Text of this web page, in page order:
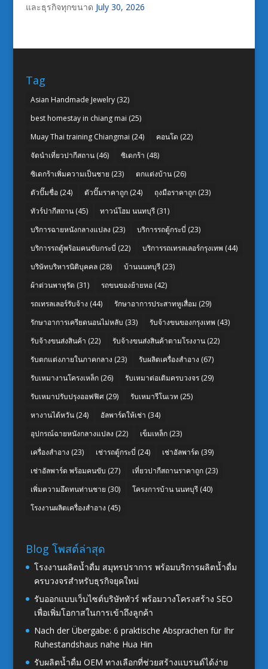
และธุรกิจทุกขนาด July 30, 2026
Tag
Asian Handmade Jewelry(32)
best homestay in chiang mai (25)
Muay Thai training Chiangmai (24) คอนโด (22)
จัดนำเที่ยวปากีสถาน(46) ซิเดกร้า (48)
ซิเดกร้าเพิ่มความเป็นชาย (23) ตกแต่งบ้าน(26)
ตัวปั๊มชื่อ(24) ตัวปั๊มราคาถูก(24) ถุงมือราคาถูก(23)
ทัวร์ปากีสถาน(45) ทาวน์โฮม นนทบุรี(31)
บริการฉายหนังกลางแปลง (23) บริการรถตู้กระบี่ (23)
บริการรถตู้พร้อมคนขับกระบี่ (22) บริการรถเทรลเลอร์กรุงเทพ (44)
บริษัทบริหารนิติบุคคล(28) บ้านนนทบุรี(23)
ผ้าต่วนพาหุรัด (31) รถขนของย้ายหอ(42)
รถเทรลเลอร์รับจ้าง (44) รักษาอาการประสาทหูเสื่อม (29)
รักษาอาการเครียดนอนไม่หลับ (33) รับจ้างขนของกรุงเทพ (43)
รับจ้างขนส่งสินค้า (22) รับจ้างขนส่งสินค้าตามโรงงาน(22)
รับตกแต่งภายในภาคกลาง (23) รับผลิตเครื่องสำอาง (67)
รับเหมางานโครงเหล็ก(26) รับเหมาต่อเติมครบวงจร(29)
รับเหมาปรับปรุงออฟฟิศ(29) รับเหมารีโนเวท (25)
หางานไต้หวัน(24) อัลพาร์ดให้เช่า (34)
อุปกรณ์ฉายหนังกลางแปลง (22) เข็มเหล็ก(23)
เครื่องสำอาง (23) เช่ารถตู้กระบี่ (24) เช่าอัลพาร์ด (39)
เช่าอัลพาร์ด พร้อมคนขับ (27) เที่ยวปากีสถานราคาถูก(23)
เพิ่มความอึดทนท่านชาย (30) โครงการบ้าน นนทบุรี(40)
โรงงานผลิตเครื่องสำอาง (45)
Blog โพสต์ล่าสุด
โรงงานผลิตน้ำดื่ม สมุทรปราการ พร้อมบริการผลิตน้ำดื่ม
ครบวงจรสำหรับธุรกิจยุคใหม่
รับออกแบบเว็บไซต์บริษัททัวร์ พร้อมวางโครงสร้าง SEO
เพื่อเพิ่มโอกาสในการเข้าถึงลูกค้า
Nach der Übergabe: 6 praktische Absprachen für Ihr
Ruhestandshaus nahe Hua Hin
รับผลิตน้ำดื่ม OEM ทางเลือกที่ช่วยสร้างแบรนด์ได้ง่าย